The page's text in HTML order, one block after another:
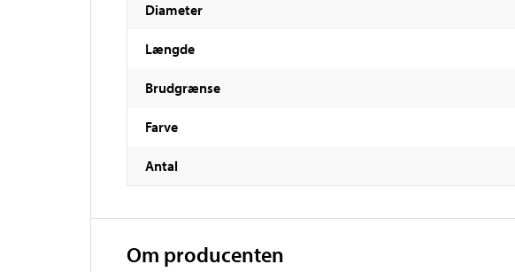
Diameter
Længde
Brudgrænse
Farve
Antal
Om producenten